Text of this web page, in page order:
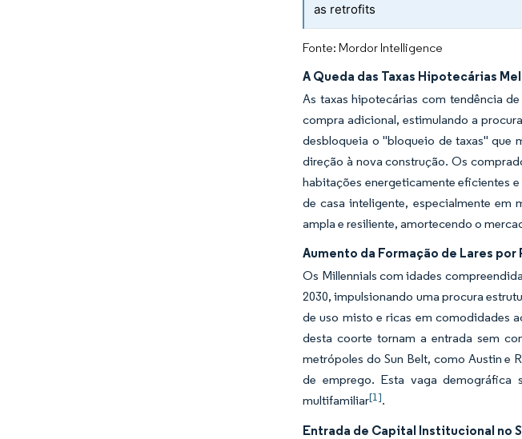
as retrofits
Fonte: Mordor Intelligence
A Queda das Taxas Hipotecárias
As taxas hipotecárias com tendência
compra adicional, estimulando a
desbloqueia o "bloqueio de taxas" que
direção à nova construção. Os
habitações energeticamente eficientes
de casa inteligente, especialmente em
ampla e resiliente, amortecendo o
Aumento da Formação de Lares
Os Millennials com idades
2030, impulsionando uma procura
de uso misto e ricas em comodidades
desta coorte tornam a entrada sem
metrópoles do Sun Belt, como Austin e
de emprego. Esta vaga demográfica
multifamiliar[1].
Entrada de Capital Institucional no